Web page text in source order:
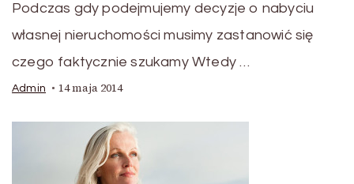
Podczas gdy podejmujemy decyzje o nabyciu
własnej nieruchomości musimy zastanowić się
czego faktycznie szukamy Wtedy …
Admin 14 maja 2014